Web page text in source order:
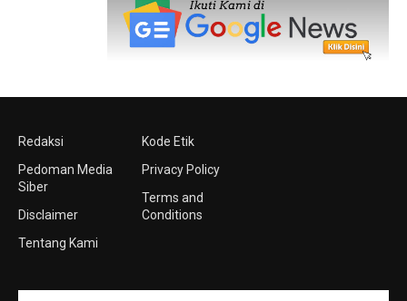
Redaksi
Pedoman Media
Siber
Disclaimer
Tentang Kami
Kode Etik
Privacy Policy
Terms and
Conditions